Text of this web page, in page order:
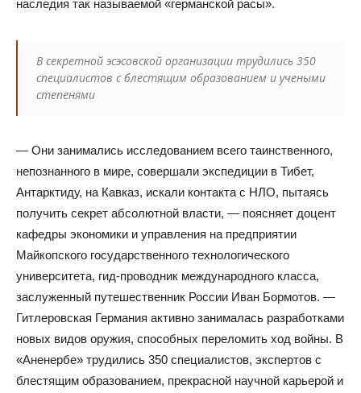
наследия так называемой «германской расы».
В секретной эсэсовской организации трудились 350
специалистов с блестящим образованием и учеными
степенями
— Они занимались исследованием всего таинственного,
непознанного в мире, совершали экспедиции в Тибет,
Антарктиду, на Кавказ, искали контакта с НЛО, пытаясь
получить секрет абсолютной власти, — поясняет доцент
кафедры экономики и управления на предприятии
Майкопского государственного технологического
университета, гид-проводник международного класса,
заслуженный путешественник России Иван Бормотов. —
Гитлеровская Германия активно занималась разработками
новых видов оружия, способных переломить ход войны. В
«Аненербе» трудились 350 специалистов, экспертов с
блестящим образованием, прекрасной научной карьерой и